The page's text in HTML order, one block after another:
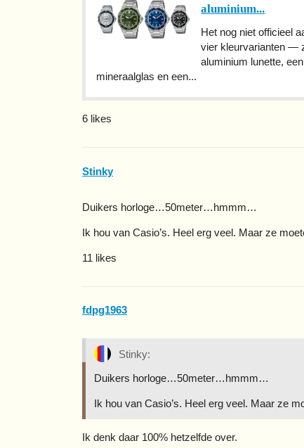
aluminium...
Het nog niet officieel
vier kleurvarianten —
aluminium lunette,
mineraalglas en een...
6 likes
Stinky
Duikers horloge…50meter…hmmm…
Ik hou van Casio’s. Heel erg veel. Maar ze
11 likes
fdpg1963
Stinky:
Duikers horloge…50meter…hmmm…
Ik hou van Casio’s. Heel erg veel. Maar ze
Ik denk daar 100% hetzelfde over.